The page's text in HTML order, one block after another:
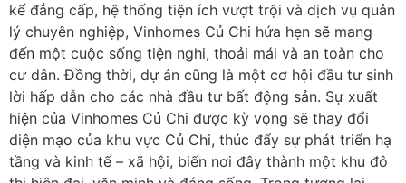
kế đẳng cấp, hệ thống tiện ích vượt trội và dịch vụ quản
lý chuyên nghiệp, Vinhomes Củ Chi hứa hẹn sẽ mang
đến một cuộc sống tiện nghi, thoải mái và an toàn cho
cư dân. Đồng thời, dự án cũng là một cơ hội đầu tư sinh
lời hấp dẫn cho các nhà đầu tư bất động sản. Sự xuất
hiện của Vinhomes Củ Chi được kỳ vọng sẽ thay đổi
diện mạo của khu vực Củ Chi, thúc đẩy sự phát triển hạ
tầng và kinh tế – xã hội, biến nơi đây thành một khu đô